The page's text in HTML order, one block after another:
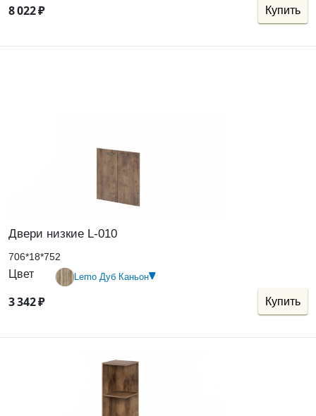
8022₽ Купить
Двери низкие L-010
706*18*752
Цвет Lemo Дуб Каньон
3342₽ Купить